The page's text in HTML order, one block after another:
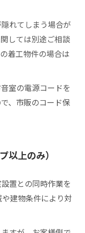
れてしまう場合が
しては別途ご相談
着工物件の場合は
室の電源コードを
、市販のコード保
以上のみ）
置との同時作業を
建物条件により対